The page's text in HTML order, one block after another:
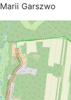
Marii Garszwo